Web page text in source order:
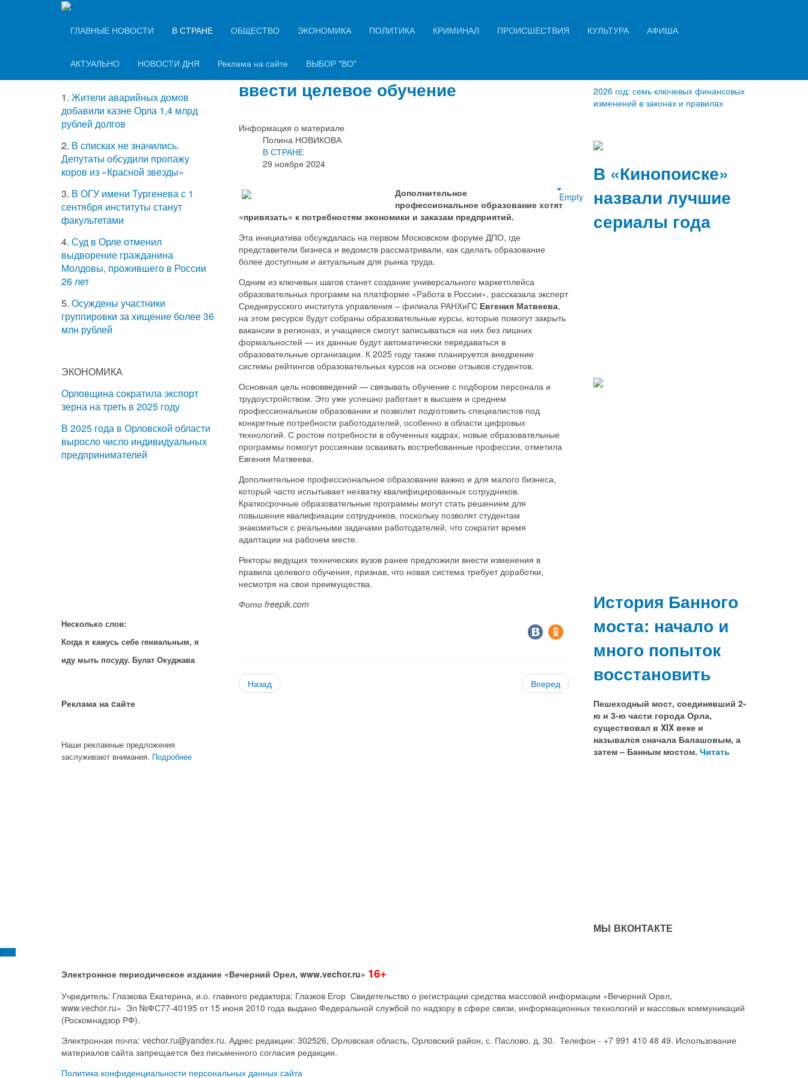
ГЛАВНЫЕ НОВОСТИ
В СТРАНЕ ОБЩЕСТВО ЭКОНОМИКА ПОЛИТИКА КРИМИНАЛ ПРОИСШЕСТВИЯ КУЛЬТУРА АФИША
АКТУАЛЬНО НОВОСТИ ДНЯ Реклама на сайте ВЫБОР "ВО"
В системе дополнительного
профобразования в РФ планируют
ввести целевое обучение
Информация о материале
Полина НОВИКОВА
В СТРАНЕ
29 ноября 2024
Empty
Дополнительное
профессиональное образование хотят
«привязать» к потребностям экономики и заказам предприятий.
Эта инициатива обсуждалась на первом Московском форуме ДПО, где
представители бизнеса и ведомств рассматривали, как сделать образование
более доступным и актуальным для рынка труда.
Одним из ключевых шагов станет создание универсального маркетплейса
образовательных программ на платформе «Работа в России», рассказала эксперт
Среднерусского института управления – филиала РАНХиГС Евгения Матвеева,
на этом ресурсе будут собраны образовательные курсы, которые помогут закрыть
вакансии в регионах, и учащиеся смогут записываться на них без лишних
формальностей — их данные будут автоматически передаваться в
образовательные организации. К 2025 году также планируется внедрение
системы рейтингов образовательных курсов на основе отзывов студентов.
Основная цель нововведений — связывать обучение с подбором персонала и
трудоустройством. Это уже успешно работает в высшем и среднем
профессиональном образовании и позволит подготовить специалистов под
конкретные потребности работодателей, особенно в области цифровых
технологий. С ростом потребности в обученных кадрах, новые образовательные
программы помогут россиянам осваивать востребованные профессии, отметила
Евгения Матвеева.
Дополнительное профессиональное образование важно и для малого бизнеса,
который часто испытывает нехватку квалифицированных сотрудников.
Краткосрочные образовательные программы могут стать решением для
повышения квалификации сотрудников, поскольку позволят студентам
знакомиться с реальными задачами работодателей, что сократит время
адаптации на рабочем месте.
Ректоры ведущих технических вузов ранее предложили внести изменения в
правила целевого обучения, признав, что новая система требует доработки,
несмотря на свои преимущества.
Фото freepik.com
Назад Вперед
1. Жители аварийных домов
добавили казне Орла 1,4 млрд
рублей долгов
2. В списках не значились.
Депутаты обсудили пропажу
коров из «Красной звезды»
3. В ОГУ имени Тургенева с 1
сентября институты станут
факультетами
4. Суд в Орле отменил
выдворение гражданина
Молдовы, прожившего в России
26 лет
5. Осуждены участники
группировки за хищение более 36
млн рублей
ЭКОНОМИКА
Орловщина сократила экспорт
зерна на треть в 2025 году
В 2025 года в Орловской области
выросло число индивидуальных
предпринимателей
Несколько слов:
Когда я кажусь себе гениальным, я
иду мыть посуду. Булат Окуджава
Реклама на cайте
Наши рекламные предложения
заслуживают внимания. Подробнее
2026 год: семь ключевых финансовых
изменений в законах и правилах
В «Кинопоиске»
назвали лучшие
сериалы года
История Банного
моста: начало и
много попыток
восстановить
Пешеходный мост, соединявший 2-
ю и 3-ю части города Орла,
существовал в XIX веке и
назывался сначала Балашовым, а
затем – Банным мостом. Читать
МЫ ВКОНТАКТЕ
Электронное периодическое издание «Вечерний Орел, www.vechor.ru» 16+
Учредитель: Глазкова Екатерина, и.о. главного редактора: Глазков Егор Свидетельство о регистрации средства массовой информации «Вечерний Орел,
www.vechor.ru» Эл №ФС77-40195 от 15 июня 2010 года выдано Федеральной службой по надзору в сфере связи, информационных технологий и массовых коммуникаций
(Роскомнадзор РФ).
Электронная почта: vechor.ru@yandex.ru. Адрес редакции: 302526, Орловская область, Орловский район, с. Паслово, д. 30. Телефон - +7 991 410 48 49. Использование
материалов сайта запрещается без письменного согласия редакции.
Политика конфиденциальности персональных данных сайта